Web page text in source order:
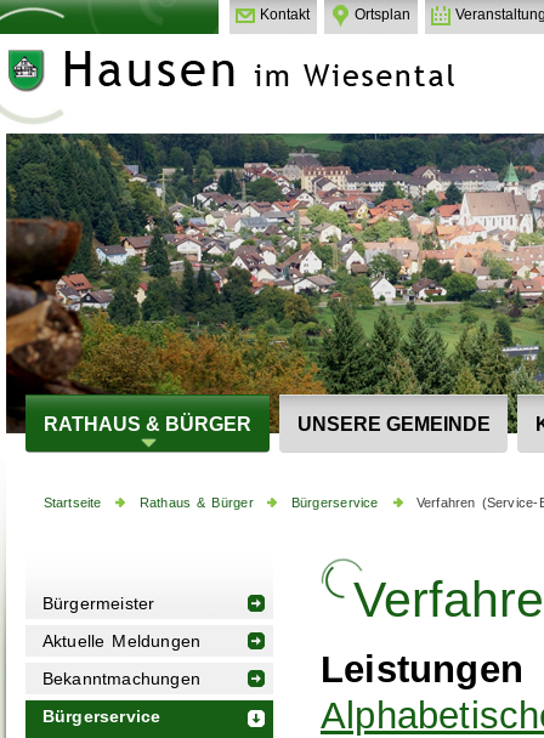
Kontakt Ortsplan
RATHAUS & BÜRGER UNSERE GEMEINDE
Startseite Rathaus & Bürger Bürgerservice Verfahren (Service-
Bürgermeister
Aktuelle Meldungen
Bekanntmachungen
Bürgerservice
Leistungen